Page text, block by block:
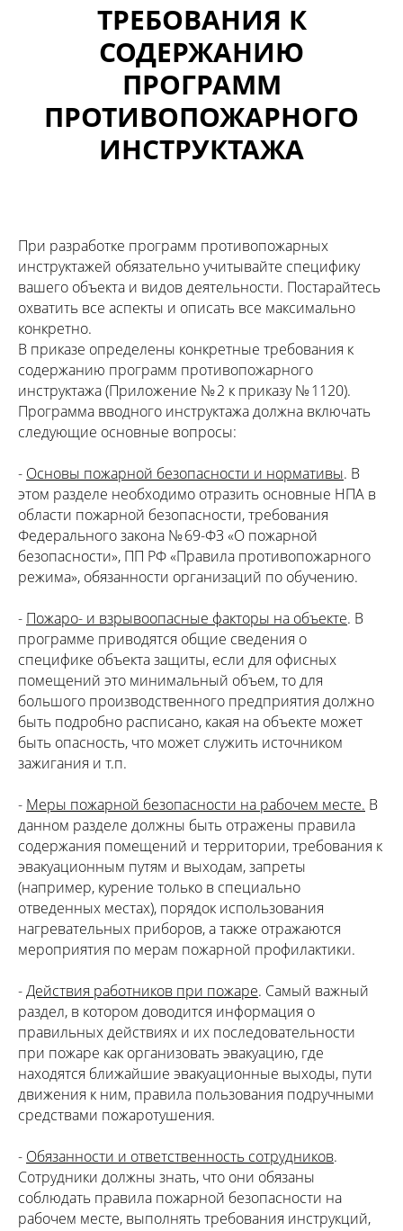
ТРЕБОВАНИЯ К
СОДЕРЖАНИЮ
ПРОГРАММ
ПРОТИВОПОЖАРНОГО
ИНСТРУКТАЖА
При разработке программ противопожарных
инструктажей обязательно учитывайте специфику
вашего объекта и видов деятельности. Постарайтесь
охватить все аспекты и описать все максимально
конкретно.
В приказе определены конкретные требования к
содержанию программ противопожарного
инструктажа (Приложение № 2 к приказу № 1120).
Программа вводного инструктажа должна включать
следующие основные вопросы:
- Основы пожарной безопасности и нормативы. В
этом разделе необходимо отразить основные НПА в
области пожарной безопасности, требования
Федерального закона № 69-ФЗ «О пожарной
безопасности», ПП РФ «Правила противопожарного
режима», обязанности организаций по обучению.
- Пожаро- и взрывоопасные факторы на объекте. В
программе приводятся общие сведения о
специфике объекта защиты, если для офисных
помещений это минимальный объем, то для
большого производственного предприятия должно
быть подробно расписано, какая на объекте может
быть опасность, что может служить источником
зажигания и т.п.
- Меры пожарной безопасности на рабочем месте. В
данном разделе должны быть отражены правила
содержания помещений и территории, требования к
эвакуационным путям и выходам, запреты
(например, курение только в специально
отведенных местах), порядок использования
нагревательных приборов, а также отражаются
мероприятия по мерам пожарной профилактики.
-Действия работников при пожаре. Самый важный
раздел, в котором доводится информация о
правильных действиях и их последовательности
при пожаре как организовать эвакуацию, где
находятся ближайшие эвакуационные выходы, пути
движения к ним, правила пользования подручными
средствами пожаротушения.
- Обязанности и ответственность сотрудников.
Сотрудники должны знать, что они обязаны
соблюдать правила пожарной безопасности на
рабочем месте, выполнять требования инструкций,